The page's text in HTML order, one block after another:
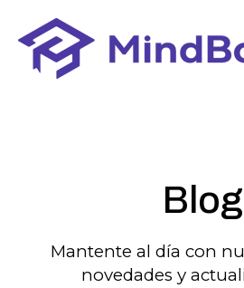
Blog
Mantente al día con
novedades y